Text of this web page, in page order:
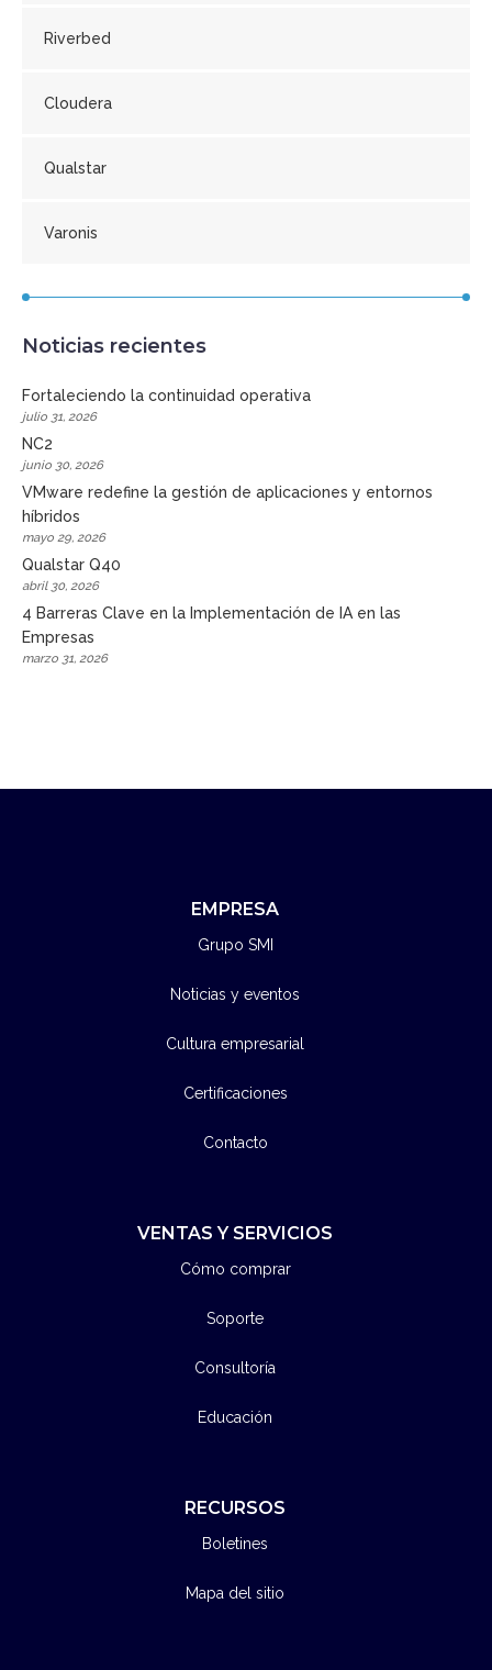
Riverbed
Cloudera
Qualstar
Varonis
Noticias recientes
Fortaleciendo la continuidad operativa
julio 31, 2026
NC2
junio 30, 2026
VMware redefine la gestión de aplicaciones y entornos
híbridos
mayo 29, 2026
Qualstar Q40
abril 30, 2026
4 Barreras Clave en la Implementación de IA en las
Empresas
marzo 31, 2026
EMPRESA
Grupo SMI
Noticias y eventos
Cultura empresarial
Certificaciones
Contacto
VENTAS Y SERVICIOS
Cómo comprar
Soporte
Consultoría
Educación
RECURSOS
Boletines
Mapa del sitio